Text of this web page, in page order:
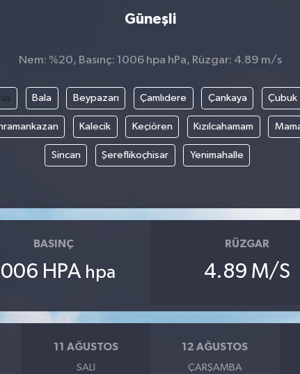
Güneşli
Nem: %20, Basınç: 1006 hpa hPa, Rüzgar: 4.89 m/s
Bala Beypazarı Çamlıdere Çankaya Çubuk
Kalecik Keçiören Kızılcahamam
Sincan Şereflikoçhisar Yenimahalle
BASINÇ
HPA hpa
RÜZGAR
4.89 M/S
11 AĞUSTOS
SALI
12 AĞUSTOS
ÇARŞAMBA